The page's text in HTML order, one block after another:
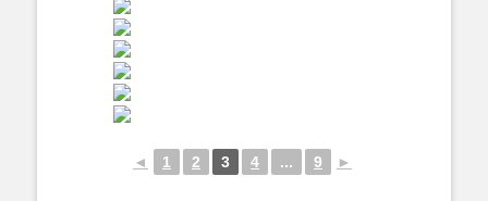
◄ 1 2 3 4 ... 9 ►